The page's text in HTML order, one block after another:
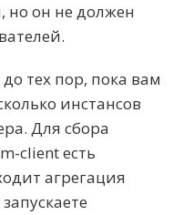
но он не должен
тех пор, пока вам
инстансов
Для сбора
client есть
агрегация